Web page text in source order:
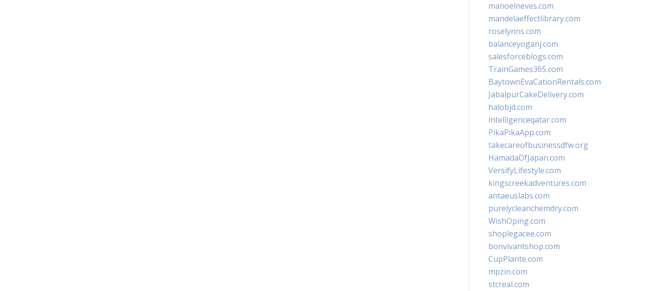
manoelneves.com
mandelaeffectlibrary.com
roselynns.com
balanceyoganj.com
salesforceblogs.com
TrainGames365.com
BaytownEvaCationRentals.com
JabalpurCakeDelivery.com
halobjd.com
intelligenceqatar.com
PikaPikaApp.com
takecareofbusinessdfw.org
HamadaOfJapan.com
VersifyLifestyle.com
kingscreekadventures.com
antaeuslabs.com
purelycleanchemdry.com
WishOping.com
shoplegacee.com
bonvivantshop.com
CupPlante.com
mpzin.com
stcreal.com